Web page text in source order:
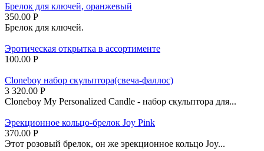
Брелок для ключей, оранжевый
350.00 Р
Брелок для ключей.
Эротическая открытка в ассортименте
100.00 Р
Cloneboy набор скульптора(свеча-фаллос)
3 320.00 Р
Cloneboy My Personalized Candle - набор скульптора для...
Эрекционное кольцо-брелок Joy Pink
370.00 Р
Этот розовый брелок, он же эрекционное кольцо Joy...